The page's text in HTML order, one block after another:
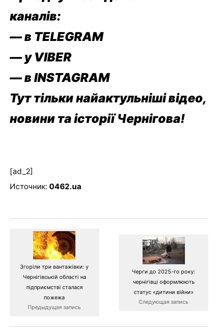
каналів:
— в TELEGRAM
— у VIBER
— в INSTAGRAM
Тут тільки найактульніші відео,
новини та історії Чернігова!
[ad_2]
Источник: 0462.ua
Згоріли три вантажівки: у
Чернігівській області на
підприємстві сталася
пожежа
Предыдущая запись
Черги до 2025-го року:
чернігівці оформлюють
статус «дитини війни»
Следующая запись